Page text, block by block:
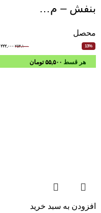
بنفش – م…
محصل
13% ۲۵۴,۱۰۰ ۲۲۲,۰۰۰
هر قسط ۵۵,۵۰۰ تومان
افزودن به سبد خرید